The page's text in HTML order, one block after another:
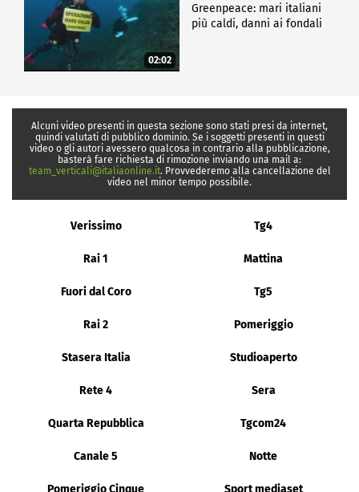
02:02
Greenpeace: mari italiani
più caldi, danni ai fondali
Alcuni video presenti in questa sezione sono stati presi da internet,
quindi valutati di pubblico dominio. Se i soggetti presenti in questi
video o gli autori avessero qualcosa in contrario alla pubblicazione,
basterà fare richiesta di rimozione inviando una mail a:
team_verticali@italiaonline.it. Provvederemo alla cancellazione del
video nel minor tempo possibile.
Verissimo Tg4
Rai 1 Mattina
Fuori dal Coro Tg5
Rai 2 Pomeriggio
Stasera Italia Studioaperto
Rete 4 Sera
Quarta Repubblica Tgcom24
Canale 5 Notte
Pomeriggio Cinque Sport mediaset